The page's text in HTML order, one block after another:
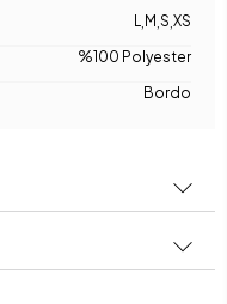
L M S XS
%100 Polyester
Bordo